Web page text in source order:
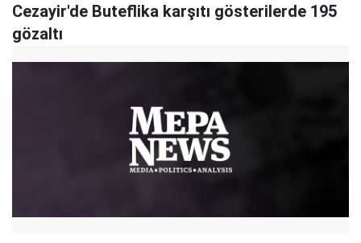
Cezayir'de Buteflika karşıtı gösterilerde 195
gözaltı